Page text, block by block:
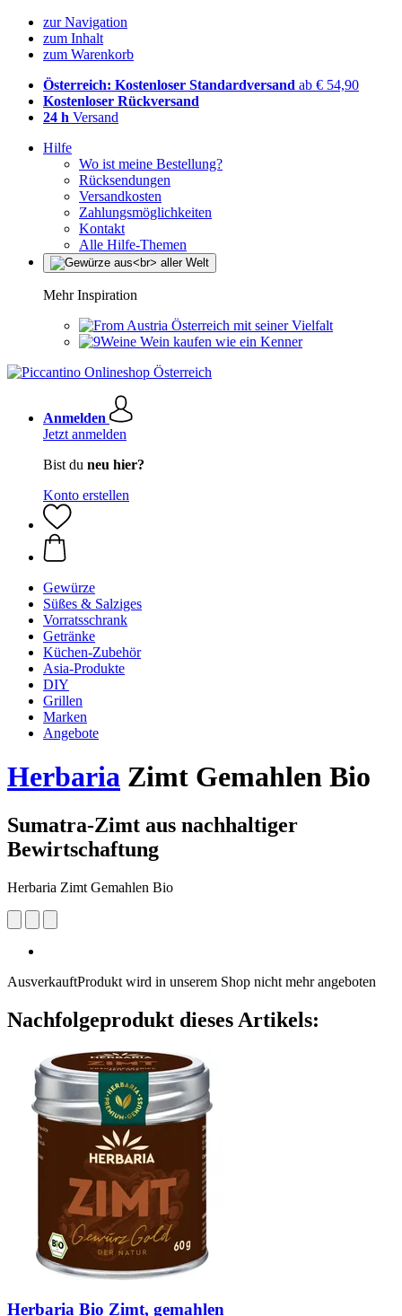
zur Navigation
zum Inhalt
zum Warenkorb
Österreich: Kostenloser Standardversand ab € 54,90
Kostenloser Rückversand
24 h Versand
Hilfe
Wo ist meine Bestellung?
Rücksendungen
Versandkosten
Zahlungsmöglichkeiten
Kontakt
Alle Hilfe-Themen
Mehr Inspiration
Österreich mit seiner Vielfalt
Wein kaufen wie ein Kenner
Anmelden
Jetzt anmelden
Bist du neu hier?
Konto erstellen
Gewürze
Süßes & Salziges
Vorratsschrank
Getränke
Küchen-Zubehör
Asia-Produkte
DIY
Grillen
Marken
Angebote
Herbaria Zimt Gemahlen Bio
Sumatra-Zimt aus nachhaltiger
Bewirtschaftung
Herbaria Zimt Gemahlen Bio
AusverkauftProdukt wird in unserem Shop nicht mehr angeboten
Nachfolgeprodukt dieses Artikels:
Herbaria Bio Zimt, gemahlen